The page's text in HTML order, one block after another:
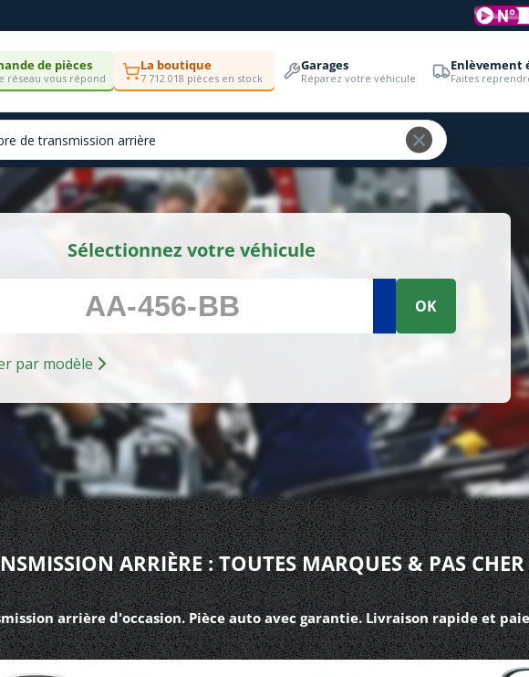
de pièces
réseau vous répond
La boutique
7 712 018 pièces en stock
Garages
Réparez votre véhicule
Enlèvement
Faites
Sélectionnez votre véhicule
OK
Rechercher par modèle
ARRIÈRE : TOUTES MARQUES & PAS CHER
arrière d'occasion. Pièce auto avec garantie. Livraison rapide et